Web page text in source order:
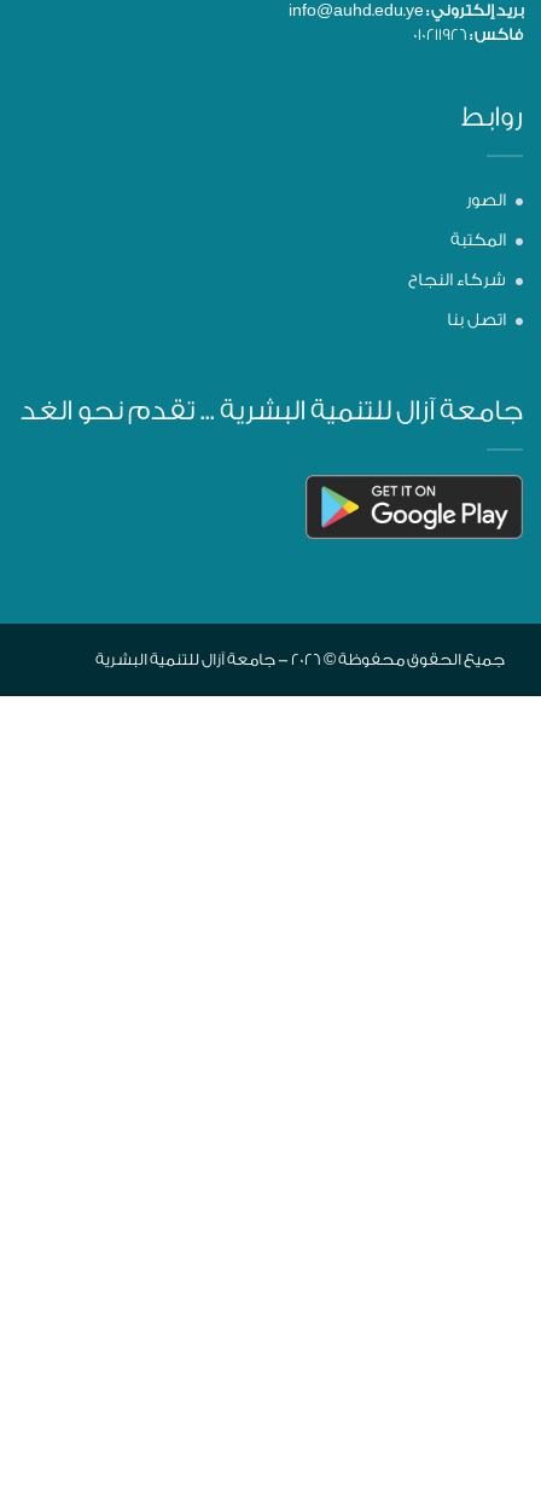
بريد إلكتروني :
فاكس :
روابط
الصور
المكتبة
شركاء النجاح
اتصل بنا
جامعة آزال للتنمية البشرية ... تقدم نحو الغد
جميع الحقوق محفوظة © 2026 - جامعة آزال للتنمية البشرية